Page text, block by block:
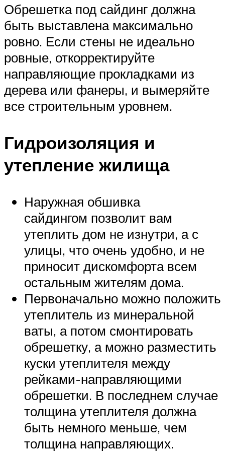
Обрешетка под сайдинг должна
быть выставлена максимально
ровно. Если стены не идеально
ровные, откорректируйте
направляющие прокладками из
дерева или фанеры, и вымеряйте
все строительным уровнем.
Гидроизоляция и
утепление жилища
Наружная обшивка
сайдингом позволит вам
утеплить дом не изнутри, а с
улицы, что очень удобно, и не
приносит дискомфорта всем
остальным жителям дома.
Первоначально можно положить
утеплитель из минеральной
ваты, а потом смонтировать
обрешетку, а можно разместить
куски утеплителя между
рейками-направляющими
обрешетки. В последнем случае
толщина утеплителя должна
быть немного меньше, чем
толщина направляющих.